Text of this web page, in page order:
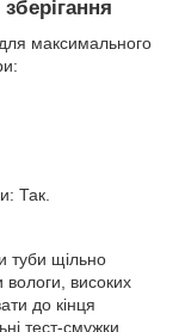
максимального
Так.
туби щільно
вологи, високих
до кінця
тест-смужки